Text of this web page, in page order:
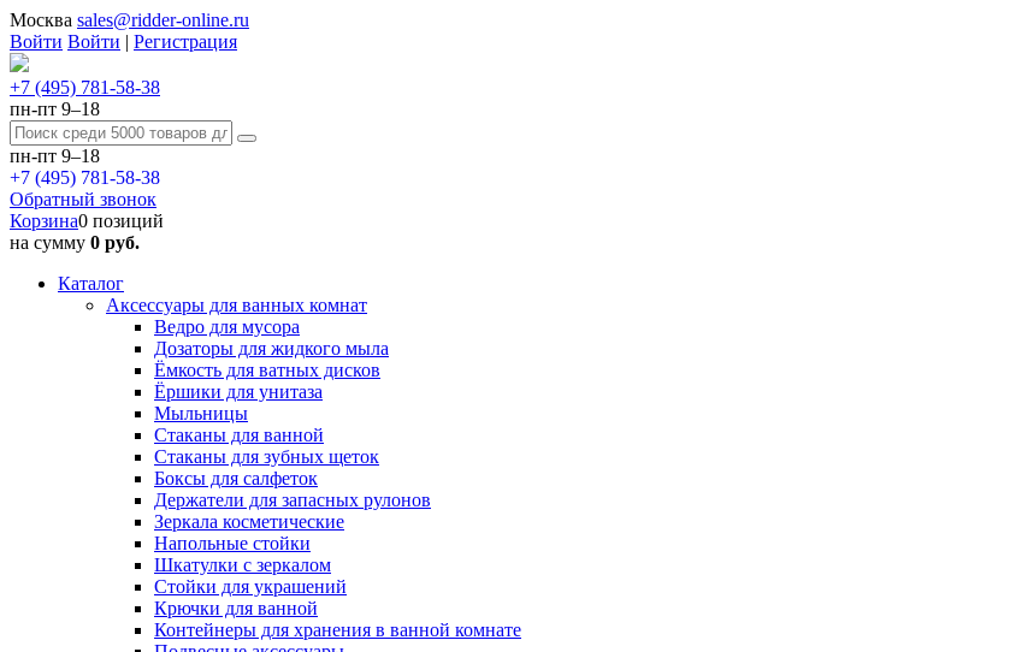
Москва sales@ridder-online.ru
Войти Войти | Регистрация
+7 (495) 781-58-38
пн-пт 9–18
пн-пт 9–18
+7 (495) 781-58-38
Обратный звонок
Корзина0 позиций
на сумму 0 руб.
Каталог
Аксессуары для ванных комнат
Ведро для мусора
Дозаторы для жидкого мыла
Ёмкость для ватных дисков
Ёршики для унитаза
Мыльницы
Стаканы для ванной
Стаканы для зубных щеток
Боксы для салфеток
Держатели для запасных рулонов
Зеркала косметические
Напольные стойки
Шкатулки с зеркалом
Стойки для украшений
Крючки для ванной
Контейнеры для хранения в ванной комнате